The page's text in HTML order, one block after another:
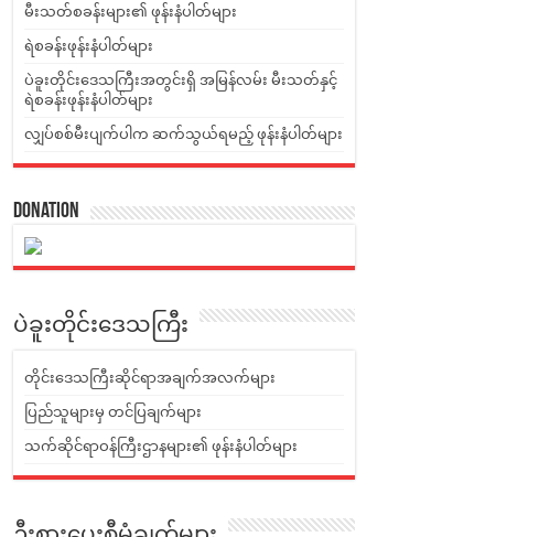
မီးသတ်စခန်းများ၏ ဖုန်းနံပါတ်များ
ရဲစခန်းဖုန်းနံပါတ်များ
ပဲခူးတိုင်းဒေသကြီးအတွင်းရှိ အမြန်လမ်း မီးသတ်နှင့်
ရဲစခန်းဖုန်းနံပါတ်များ
လျှပ်စစ်မီးပျက်ပါက ဆက်သွယ်ရမည့် ဖုန်းနံပါတ်များ
Donation
ပဲခူးတိုင်းဒေသကြီး
တိုင်းဒေသကြီးဆိုင်ရာအချက်အလက်များ
ပြည်သူများမှ တင်ပြချက်များ
သက်ဆိုင်ရာဝန်ကြီးဌာနများ၏ ဖုန်းနံပါတ်များ